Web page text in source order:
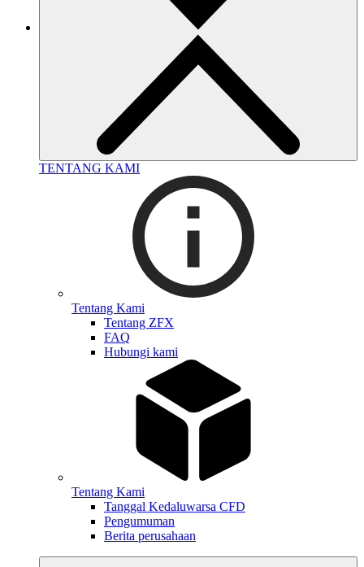
TENTANG KAMI
Tentang Kami
Tentang ZFX
FAQ
Hubungi kami
Tentang Kami
Tanggal Kedaluwarsa CFD
Pengumuman
Berita perusahaan